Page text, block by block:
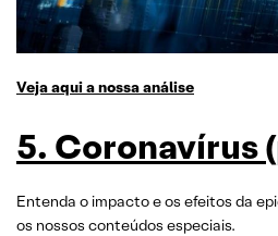
Veja aqui a nossa análise
5. Coronavírus
Entenda o impacto e os efeitos da
os nossos conteúdos especiais.